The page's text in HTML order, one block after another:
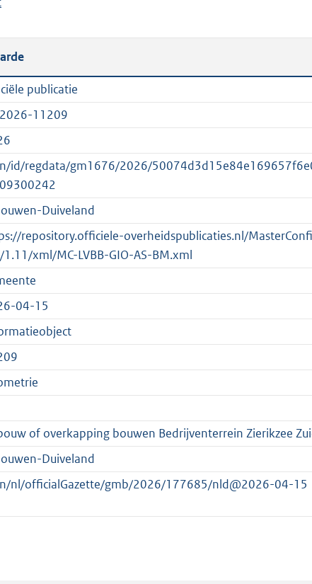
s
t
a
n
d
s
g
r
o
o
t
t
e
:
2
K
b
publicatie
11209
id/regdata/gm1676/2026/
Duiveland
repository.officiele-overheidspublicaties.nl/
1.11/xml/MC-LVBB-GIO-AS-BM.xml
04-15
of overkapping bouwen Bedrijventerrein Zierikzee
Duiveland
nl/officialGazette/gmb/2026/177685/nld@2026-04-15